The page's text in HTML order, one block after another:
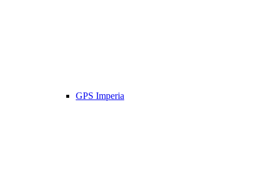
GPS Imperia